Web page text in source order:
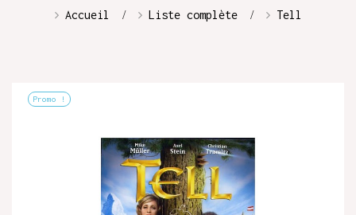
Accueil Liste complète Tell
Promo !